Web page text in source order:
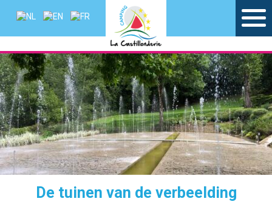
De tuinen van de verbeelding